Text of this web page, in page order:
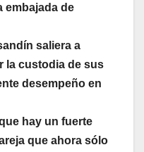
embajada de
saliera a
la custodia de sus
desempeño en
hay un fuerte
que ahora sólo